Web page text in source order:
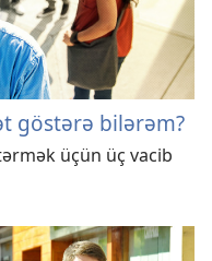
göstərə bilərəm?
üçün üç vacib